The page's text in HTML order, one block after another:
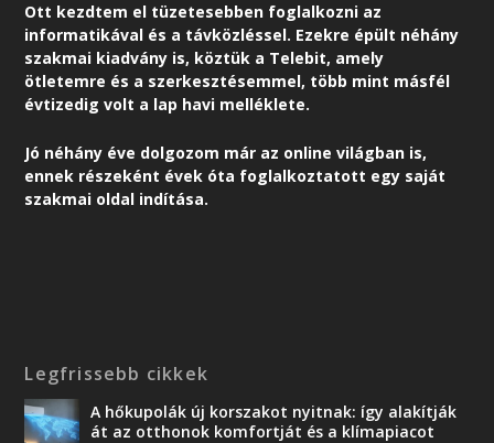
Ott kezdtem el tüzetesebben foglalkozni az
informatikával és a távközléssel. Ezekre épült néhány
szakmai kiadvány is, köztük a Telebit, amely
ötletemre és a szerkesztésemmel, több mint másfél
évtizedig volt a lap havi melléklete.
Jó néhány éve dolgozom már az online világban is,
ennek részeként évek óta foglalkoztatott egy saját
szakmai oldal indítása.
Legfrissebb cikkek
A hőkupolák új korszakot nyitnak: így alakítják
át az otthonok komfortját és a klímapiacot